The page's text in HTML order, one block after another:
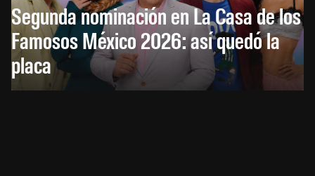
Segunda nominación en La Casa de los
Famosos México 2026: así quedó la
placa